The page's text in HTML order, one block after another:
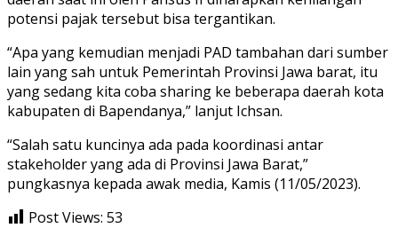
potensi pajak tersebut bisa tergantikan.
“Apa yang kemudian menjadi PAD tambahan dari sumber
lain yang sah untuk Pemerintah Provinsi Jawa barat, itu
yang sedang kita coba sharing ke beberapa daerah kota
kabupaten di Bapendanya,” lanjut Ichsan.
“Salah satu kuncinya ada pada koordinasi antar
stakeholder yang ada di Provinsi Jawa Barat,”
pungkasnya kepada awak media, Kamis (11/05/2023).
Post Views: 53